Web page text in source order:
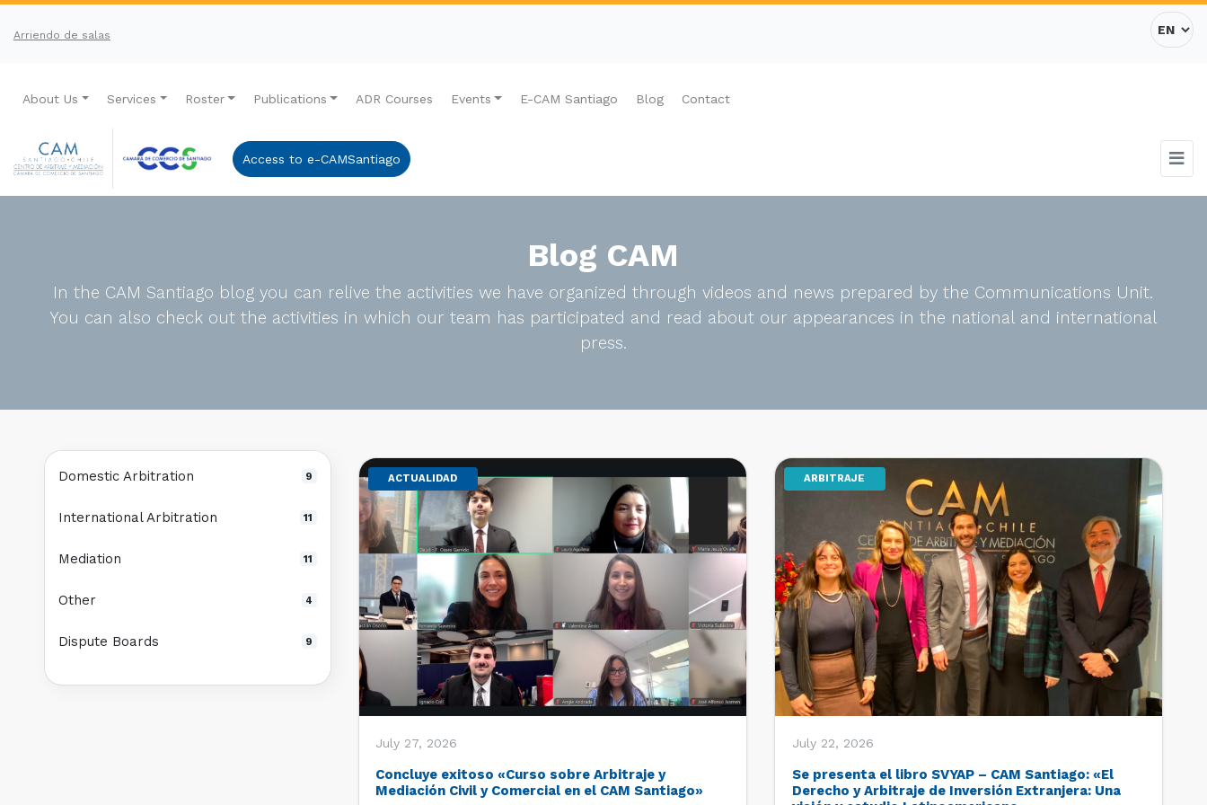
Arriendo de salas
About Us Services Roster Publications ADR Courses Events E-CAM Santiago Blog Contact
Access to e-CAMSantiago
Blog CAM
In the CAM Santiago blog you can relive the activities we have organized through videos and news prepared by the Communications Unit.
You can also check out the activities in which our team has participated and read about our appearances in the national and international
press.
ACTUALIDAD
July 27, 2026
Concluye exitoso «Curso sobre Arbitraje y
Mediación Civil y Comercial en el CAM Santiago»
ARBITRAJE
July 22, 2026
Se presenta el libro SVYAP – CAM Santiago: «El
Derecho y Arbitraje de Inversión Extranjera: Una
Domestic Arbitration 9
International Arbitration 11
Mediation 11
Other 4
Dispute Boards 9